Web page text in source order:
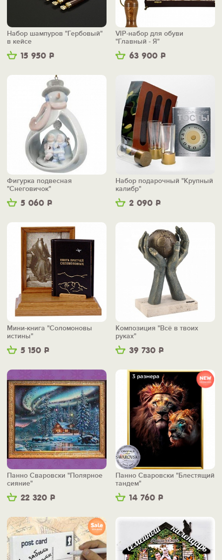
15 950 Р
Набор шампуров "Гербовый"
в кейсе
63 900 Р
VIP-набор для обуви
"Главный - Я"
5 060 Р
Фигурка подвесная
"Снеговичок"
2 090 Р
Набор подарочный "Крупный
калибр"
5 150 Р
Мини-книга "Соломоновы
истины"
39 730 Р
Композиция "Всё в твоих
руках"
22 320 Р
Панно Сваровски "Полярное
сияние"
14 760 Р
Панно Сваровски "Блестящий
тандем"